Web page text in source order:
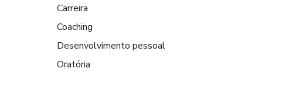
Carreira
Coaching
Desenvolvimento pessoal
Oratória